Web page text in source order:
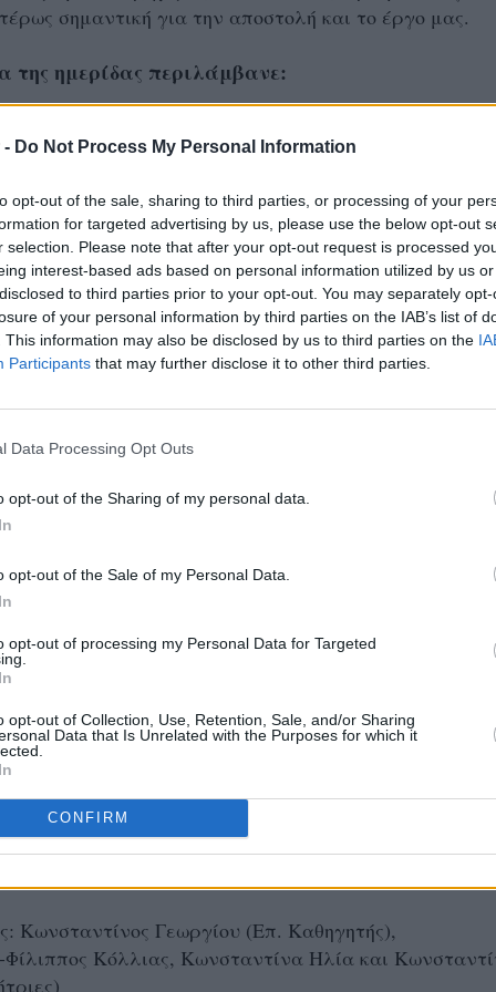
- Do Not Process My Personal Information
opt-out of the sale, sharing to third parties, or processing of your
for targeted advertising by us, please use the below opt-out
selection. Please note that after your opt-out request is processed
interest-based ads based on personal information utilized by us
to third parties prior to your opt-out. You may separately
of your personal information by third parties on the IAB’s list of
This information may also be disclosed by us to third parties on the
Participants that may further disclose it to other third parties.
Data Processing Opt Outs
opt-out of the Sharing of my personal data.
opt-out of the Sale of my Personal Data.
opt-out of processing my Personal Data for Targeted
opt-out of Collection, Use, Retention, Sale, and/or Sharing
Data that Is Unrelated with the Purposes for which it
CONFIRM
σημαντική για την αποστολή και το έργο μας.
της ημερίδας περιλάμβανε:
Καθηγήτριας του Πανεπιστημίου Μακεδονίας, με
Φιλικών στον Αυτισμό και η Ένταξη
στην Αγορά Εργασίας»
διακεκριμένους επιστήμονες:
Φάσματος στην Ενηλικίωση: Προκλήσεις και
Ψυχολογικές Στρατηγικές» από την κα Στεργιανή
Καθηγήτρια, ΠΔΜ
της Τεχνητής Νοημοσύνης και της
τον Αυτισμό» από τους κ. Κωνσταντίνο-Φίλιππο
Ειδικής Αγωγής) και Γεώργιο Φ. Φραγκούλη
ΑμεΑ:
Εταιρείας Προστασίας Ατόμων με Αυτισμό Ν.
Πρόεδρος του Συλλόγου Γονέων-Κηδεμόνων &
Αυτισμό Ν. Κοζάνης
αυτιστικών φοιτητριών, με
διάλογος με την Κωνσταντίνα στο
Κωνσταντίνος Γεωργίου (Επ. Καθηγητής),
Κόλλιας, Κωνσταντίνα Ηλία και